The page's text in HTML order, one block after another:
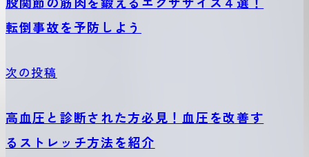
転倒事故を予防しよう
次の投稿
高血圧と診断された方必見！血圧を改善す
るストレッチ方法を紹介